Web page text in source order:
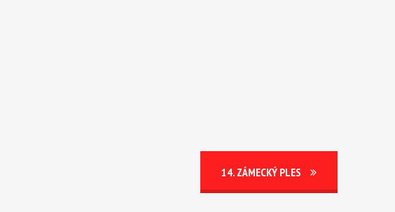
14. ZÁMECKÝ PLES